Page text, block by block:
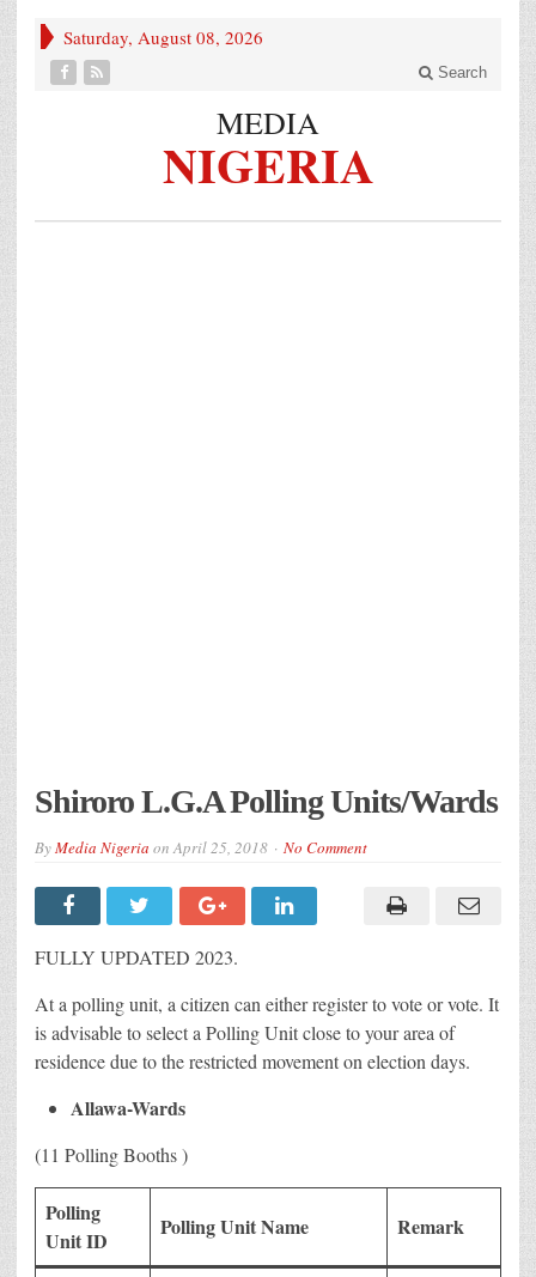
Saturday, August 08, 2026
Search
MEDIA
NIGERIA
Shiroro L.G.A Polling Units/Wards
ByMedia Nigeria onApril 25, 2018 No Comment
FULLY UPDATED 2023.
At a polling unit, a citizen can either register to vote or vote. It
is advisable to select a Polling Unit close to your area of
residence due to the restricted movement on election days.
Allawa-Wards
(11 Polling Booths )
Polling
Unit ID
Polling Unit Name Remark